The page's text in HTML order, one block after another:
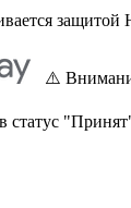
защитой
⚠️